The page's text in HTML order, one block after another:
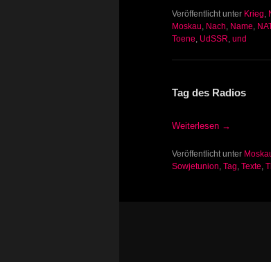
Veröffentlicht unter Krieg,
Moskau, Nach, Name,
Toene, UdSSR, und
Tag des Radios
Weiterlesen →
Veröffentlicht unter
Sowjetunion, Tag, Texte,